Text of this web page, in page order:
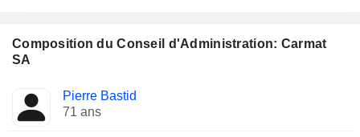
Composition du Conseil d'Administration: Carmat
SA
Administrateur Comités
Pierre Bastid
71 ans